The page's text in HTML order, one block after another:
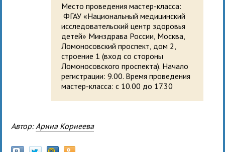
Место проведения мастер-класса:
ФГАУ «Национальный медицинский
исследовательский центр здоровья
детей» Минздрава России, Москва,
Ломоносовский проспект, дом 2,
строение 1 (вход со стороны
Ломоносовского проспекта). Начало
регистрации: 9.00. Время проведения
мастер-класса: с 10.00 до 17.30
Автор: Арина Корнеева